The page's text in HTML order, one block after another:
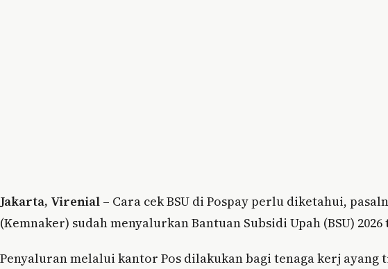
Jakarta, Virenial – Cara cek BSU di Pospay perlu diketahui,
(Kemnaker) sudah menyalurkan Bantuan Subsidi Upah (BSU)
Penyaluran melalui kantor Pos dilakukan bagi tenaga kerj